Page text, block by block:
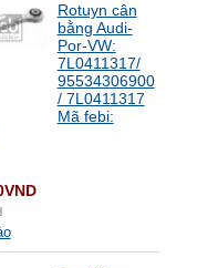
Rotuyn cân
bằng Audi-
Por-VW:
7L0411317/
95534306900
/ 7L0411317
Mã febi: